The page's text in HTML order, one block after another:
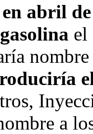
en abril
el
a